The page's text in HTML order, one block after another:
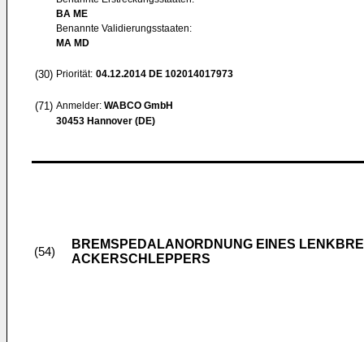
BA ME
Benannte Validierungsstaaten:
MA MD
(30) Priorität: 04.12.2014 DE 102014017973
(71) Anmelder: WABCO GmbH
30453 Hannover (DE)
(54)
BREMSPEDALANORDNUNG EINES
ACKERSCHLEPPERS